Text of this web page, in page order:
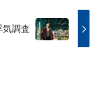
気調査